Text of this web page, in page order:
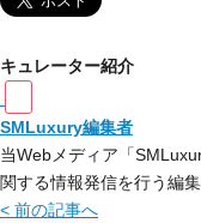
キュレーター紹介
SMLuxury編集者
当Webメディア「
関する情報発信を行う編集
< 前の記事へ